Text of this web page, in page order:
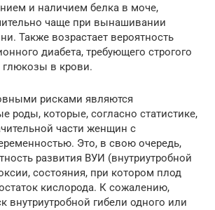
и наличием белка в моче,
чаще при вынашивании
Также возрастает вероятность
диабета, требующего строгого
глюкозы в крови.
рисками являются
роды, которые, согласно статистике,
части женщин с
Это, в свою очередь,
развития ВУИ (внутриутробной
состояния, при котором плод
кислорода. К сожалению,
внутриутробной гибели одного или